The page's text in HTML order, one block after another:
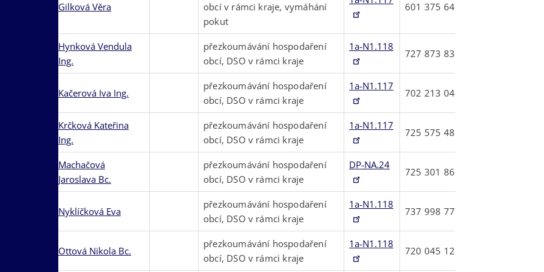
Gilková Věra
obcí v rámci kraje, vymáhání
pokut
601375641
Hynková Vendula
Ing.
přezkoumávání hospodaření
obcí, DSO v rámci kraje
1a-N1.118
727873835
Kačerová Iva Ing.
přezkoumávání hospodaření
obcí, DSO v rámci kraje
1a-N1.117
702213048
Krčková Kateřina
Ing.
přezkoumávání hospodaření
obcí, DSO v rámci kraje
1a-N1.117
725575485
Machačová
Jaroslava Bc.
přezkoumávání hospodaření
obcí, DSO v rámci kraje
DP-NA.24
725301865
Nyklíčková Eva
přezkoumávání hospodaření
obcí, DSO v rámci kraje
1a-N1.118
737998777
Ottová Nikola Bc.
přezkoumávání hospodaření
obcí, DSO v rámci kraje
1a-N1.118
720045128